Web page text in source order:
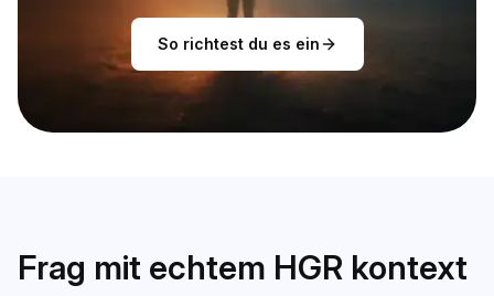
So richtest du es ein
Frag mit echtem HGR kontext